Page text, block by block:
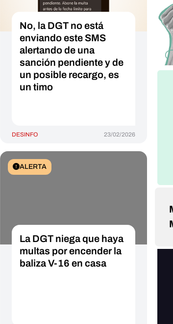
No, la DGT no está
enviando este SMS
alertando de una
sanción pendiente y de
un posible recargo, es
un timo
DESINFO 23/02/2026
ALERTA
La DGT niega que haya
multas por encender la
baliza V-16 en casa